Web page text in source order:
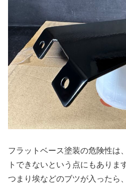
フラットベース塗装の危険性は
トできないという点にもありま
つまり埃などのブツが入ったら